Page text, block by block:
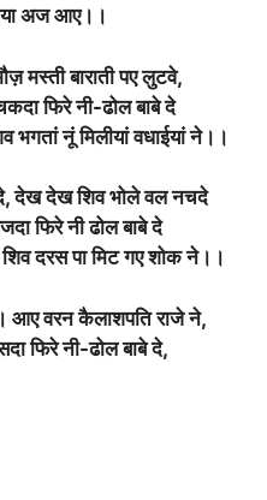
अज आए।।
मस्ती बाराती पए लुटवे,
फिरे नी-ढोल बाबे दे
भगतां नूं मिलीयां वधाईयां ने।।
देख देख शिव भोले वल नचदे
फिरे नी ढोल बाबे दे
दरस पा मिट गए शोक ने।।
आए वरन कैलाशपति राजे ने,
फिरे नी-ढोल बाबे दे,